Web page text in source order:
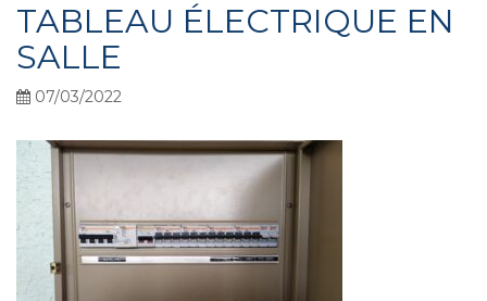
TABLEAU ÉLECTRIQUE EN
SALLE
07/03/2022